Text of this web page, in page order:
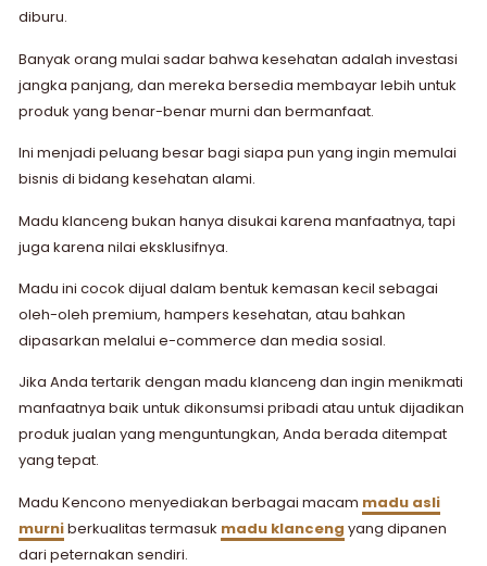
diburu.
Banyak orang mulai sadar bahwa kesehatan adalah investasi
jangka panjang, dan mereka bersedia membayar lebih untuk
produk yang benar-benar murni dan bermanfaat.
Ini menjadi peluang besar bagi siapa pun yang ingin memulai
bisnis di bidang kesehatan alami.
Madu klanceng bukan hanya disukai karena manfaatnya, tapi
juga karena nilai eksklusifnya.
Madu ini cocok dijual dalam bentuk kemasan kecil sebagai
oleh-oleh premium, hampers kesehatan, atau bahkan
dipasarkan melalui e-commerce dan media sosial.
Jika Anda tertarik dengan madu klanceng dan ingin menikmati
manfaatnya baik untuk dikonsumsi pribadi atau untuk dijadikan
produk jualan yang menguntungkan, Anda berada ditempat
yang tepat.
Madu Kencono menyediakan berbagai macam madu asli
murniberkualitas termasuk madu klanceng yang dipanen
dari peternakan sendiri.